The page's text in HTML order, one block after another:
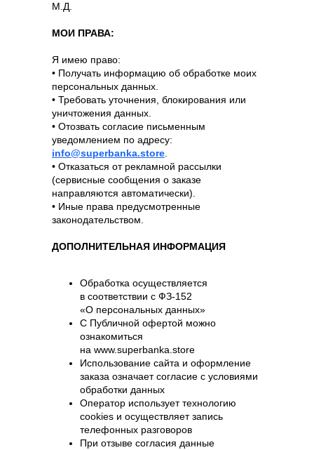
М.Д.
МОИ ПРАВА:
Я имею право:
• Получать информацию об обработке моих
персональных данных.
• Требовать уточнения, блокирования или
уничтожения данных.
• Отозвать согласие письменным
уведомлением по адресу:
info@superbanka.store
• Отказаться от рекламной рассылки
(сервисные сообщения о заказе
направляются автоматически).
• Иные права предусмотренные
законодательством.
ДОПОЛНИТЕЛЬНАЯ ИНФОРМАЦИЯ
Обработка осуществляется
в соответствии с ФЗ-152
«О персональных данных»
С Публичной офертой можно
ознакомиться
на www.superbanka.store
Использование сайта и оформление
заказа означает согласие с условиями
обработки данных
Оператор использует технологию
cookies и осуществляет запись
телефонных разговоров
При отзыве согласия данные